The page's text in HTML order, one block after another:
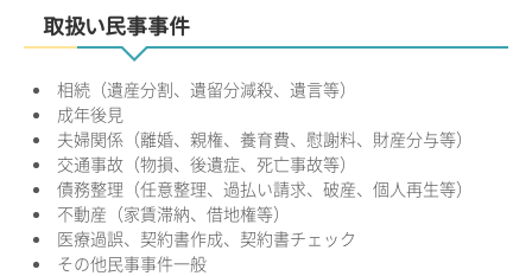
取扱い民事事件
相続（遺産分割、遺留分減殺、遺言等）
成年後見
夫婦関係（離婚、親権、養育費、慰謝料、財産分与等）
交通事故（物損、後遺症、死亡事故等）
債務整理（任意整理、過払い請求、破産、個人再生等）
不動産（家賃滞納、借地権等）
医療過誤、契約書作成、契約書チェック
その他民事事件一般